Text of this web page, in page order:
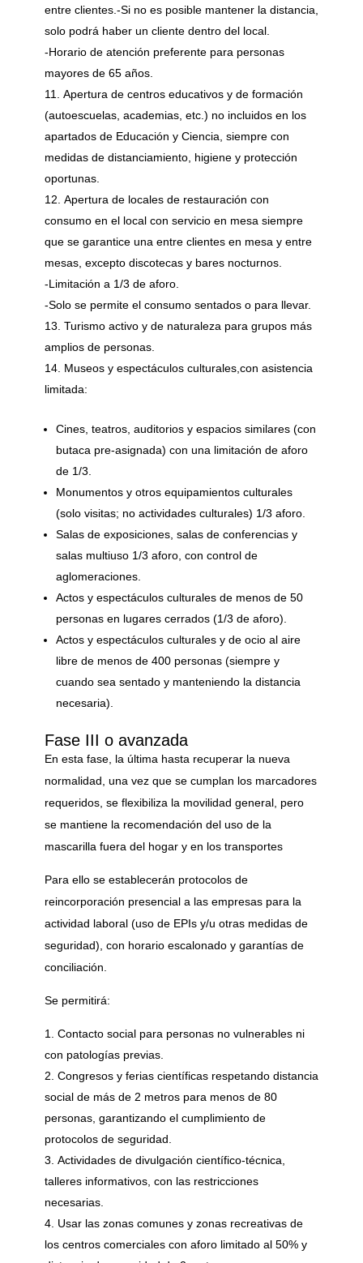
entre clientes.-Si no es posible mantener la distancia,
solo podrá haber un cliente dentro del local.
-Horario de atención preferente para personas
mayores de 65 años.
Apertura de centros educativos y de formación
(autoescuelas, academias, etc.) no incluidos en los
apartados de Educación y Ciencia, siempre con
medidas de distanciamiento, higiene y protección
oportunas.
Apertura de locales de restauración con
consumo en el local con servicio en mesa siempre
que se garantice una entre clientes en mesa y entre
mesas, excepto discotecas y bares nocturnos.
-Limitación a 1/3 de aforo.
-Solo se permite el consumo sentados o para llevar.
Turismo activo y de naturaleza para grupos más
amplios de personas.
Museos y espectáculos culturales,con asistencia
limitada:
Cines, teatros, auditorios y espacios similares (con
butaca pre-asignada) con una limitación de aforo
de 1/3.
Monumentos y otros equipamientos culturales
(solo visitas; no actividades culturales) 1/3 aforo.
Salas de exposiciones, salas de conferencias y
salas multiuso 1/3 aforo, con control de
aglomeraciones.
Actos y espectáculos culturales de menos de 50
personas en lugares cerrados (1/3 de aforo).
Actos y espectáculos culturales y de ocio al aire
libre de menos de 400 personas (siempre y
cuando sea sentado y manteniendo la distancia
necesaria).
Fase III o avanzada
En esta fase, la última hasta recuperar la nueva
normalidad, una vez que se cumplan los marcadores
requeridos, se flexibiliza la movilidad general, pero
se mantiene la recomendación del uso de la
mascarilla fuera del hogar y en los transportes
Para ello se establecerán protocolos de
reincorporación presencial a las empresas para la
actividad laboral (uso de EPIs y/u otras medidas de
seguridad), con horario escalonado y garantías de
conciliación.
Se permitirá:
Contacto social para personas no vulnerables ni
con patologías previas.
Congresos y ferias científicas respetando distancia
social de más de 2 metros para menos de 80
personas, garantizando el cumplimiento de
protocolos de seguridad.
Actividades de divulgación científico-técnica,
talleres informativos, con las restricciones
necesarias.
Usar las zonas comunes y zonas recreativas de
los centros comerciales con aforo limitado al 50% y